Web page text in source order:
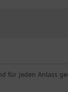
für jeden Anlass